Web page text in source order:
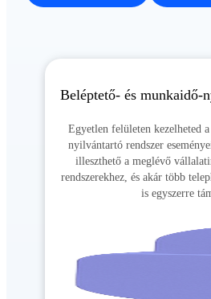
Beléptető- és munkaidő-
Egyetlen felületen kezelheted
nyilvántartó rendszer
illeszthető a meglévő
rendszerekhez, és akár több
is egyszerre